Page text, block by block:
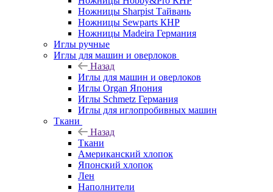
Ножницы Sharpist Тайвань
Ножницы Sewparts КНР
Ножницы Madeira Германия
Иглы ручные
Иглы для машин и оверлоков
Назад
Иглы для машин и оверлоков
Иглы Organ Япония
Иглы Schmetz Германия
Иглы для иглопробивных машин
Ткани
Назад
Ткани
Американский хлопок
Японский хлопок
Лен
Наполнители